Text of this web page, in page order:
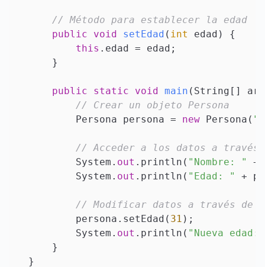
// Método para establecer la edad
public
void setEdad ( int edad )
{
this .edad = edad;
    }
public static void main ( String[]
// Crear un objeto Persona
        Persona persona =
new Persona(
// Acceder a los datos a través
        System.
out .println( "Nombre: "
+
        System.
out .println( "Edad: " +
// Modificar datos a través de
        persona.setEdad(
31 );
        System.
out .println( "Nueva
    }